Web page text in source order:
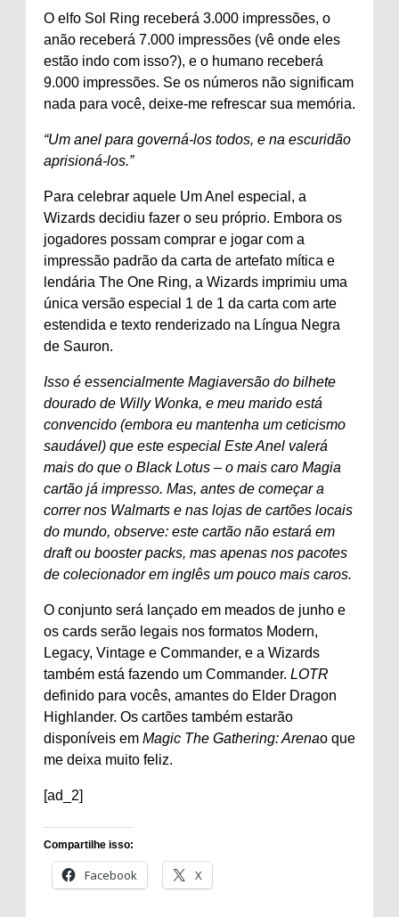
O elfo Sol Ring receberá 3.000 impressões, o
anão receberá 7.000 impressões (vê onde eles
estão indo com isso?), e o humano receberá
9.000 impressões. Se os números não significam
nada para você, deixe-me refrescar sua memória.
“Um anel para governá-los todos, e na escuridão
aprisioná-los.”
Para celebrar aquele Um Anel especial, a
Wizards decidiu fazer o seu próprio. Embora os
jogadores possam comprar e jogar com a
impressão padrão da carta de artefato mítica e
lendária The One Ring, a Wizards imprimiu uma
única versão especial 1 de 1 da carta com arte
estendida e texto renderizado na Língua Negra
de Sauron.
Isso é essencialmente Magiaversão do bilhete
dourado de Willy Wonka, e meu marido está
convencido (embora eu mantenha um ceticismo
saudável) que este especial Este Anel valerá
mais do que o Black Lotus – o mais caro Magia
cartão já impresso. Mas, antes de começar a
correr nos Walmarts e nas lojas de cartões locais
do mundo, observe: este cartão não estará em
draft ou booster packs, mas apenas nos pacotes
de colecionador em inglês um pouco mais caros.
O conjunto será lançado em meados de junho e
os cards serão legais nos formatos Modern,
Legacy, Vintage e Commander, e a Wizards
também está fazendo um Commander. LOTR
definido para vocês, amantes do Elder Dragon
Highlander. Os cartões também estarão
disponíveis em Magic The Gathering: Arenao que
me deixa muito feliz.
[ad_2]
Compartilhe isso:
Facebook X